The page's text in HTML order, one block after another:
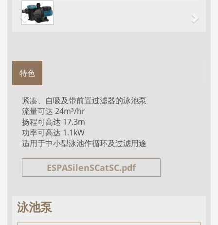
特色
紧凑、自吸及带前置过滤器的泳池泵
流量可达 24m³/hr
扬程可高达 17.3m
功率可高达 1.1kW
适用于中小型泳池作循环及过滤用途
ESPASilenSCatSC.pdf
泳池泵